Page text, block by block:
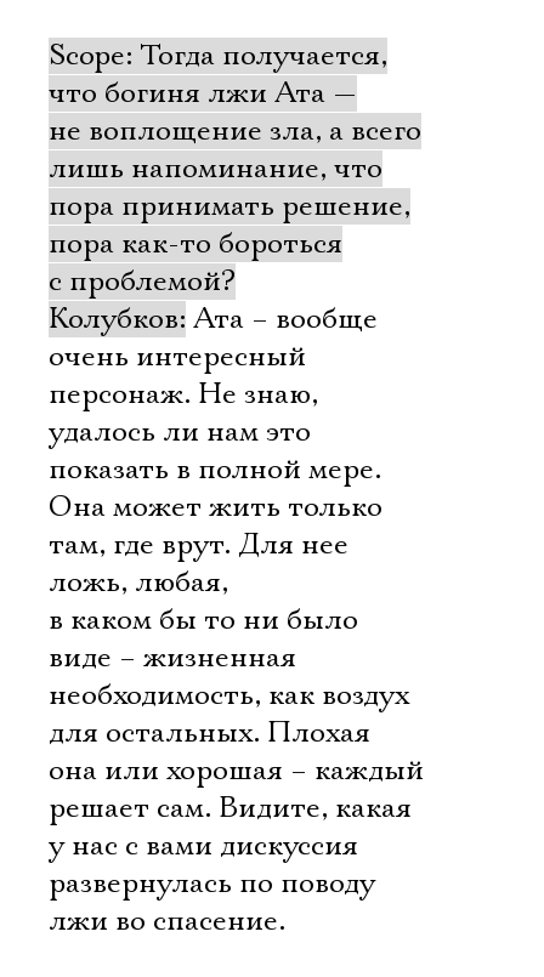
Scope: Тогда получается,
что богиня лжи Ата —
не воплощение зла, а всего
лишь напоминание, что
пора принимать решение,
пора как-то бороться
с проблемой?
Колубков: Ата – вообще
очень интересный
персонаж. Не знаю,
удалось ли нам это
показать в полной мере.
Она может жить только
там, где врут. Для нее
ложь, любая,
в каком бы то ни было
виде – жизненная
необходимость, как воздух
для остальных. Плохая
она или хорошая – каждый
решает сам. Видите, какая
у нас с вами дискуссия
развернулась по поводу
лжи во спасение.